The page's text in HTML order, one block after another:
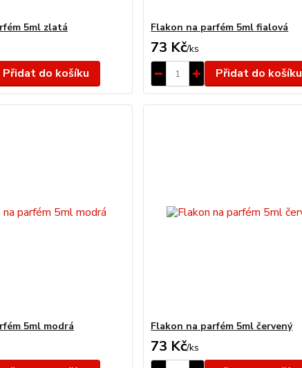
5ml zlatá
Přidat do košíku
Flakon na parfém 5ml fialová
73 Kč/ks
Přidat do košíku
5ml modrá Flakon na parfém 5ml červený
73 Kč/ks